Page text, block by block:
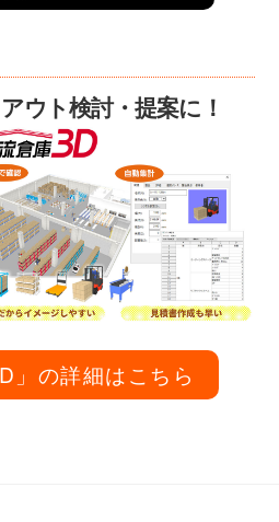
ウト検討・提案に！
」の詳細はこちら